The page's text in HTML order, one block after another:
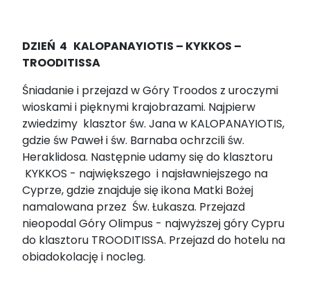
DZIEŃ 4 KALOPANAYIOTIS – KYKKOS –
TROODITISSA
Śniadanie i przejazd w Góry Troodos z uroczymi
wioskami i pięknymi krajobrazami. Najpierw
zwiedzimy klasztor św. Jana w KALOPANAYIOTIS,
gdzie św Paweł i św. Barnaba ochrzcili św.
Heraklidosa. Następnie udamy się do klasztoru
KYKKOS - największego i najsławniejszego na
Cyprze, gdzie znajduje się ikona Matki Bożej
namalowana przez Św. Łukasza. Przejazd
nieopodal Góry Olimpus - najwyższej góry Cypru
do klasztoru TROODITISSA. Przejazd do hotelu na
obiadokolację i nocleg.